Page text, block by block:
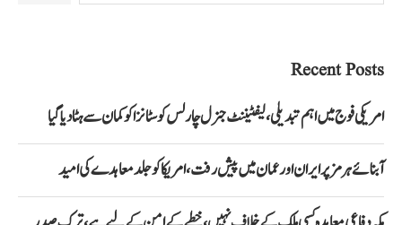
Recent Posts
امریکی فوج میں اہم تبدیلی، لیفٹیننٹ جنرل چارلس کوسٹانزا کو کمان سے ہٹا دیا گیا
آبنائے ہرمز پر ایران اور عمان میں پیش رفت، امریکا کو جلد معاہدے کی امید